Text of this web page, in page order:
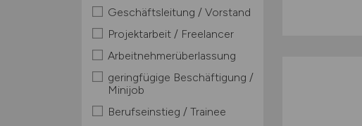
Geschäftsleitung / Vorstand
Projektarbeit / Freelancer
Arbeitnehmerüberlassung
geringfügige Beschäftigung /
Minijob
Berufseinstieg / Trainee